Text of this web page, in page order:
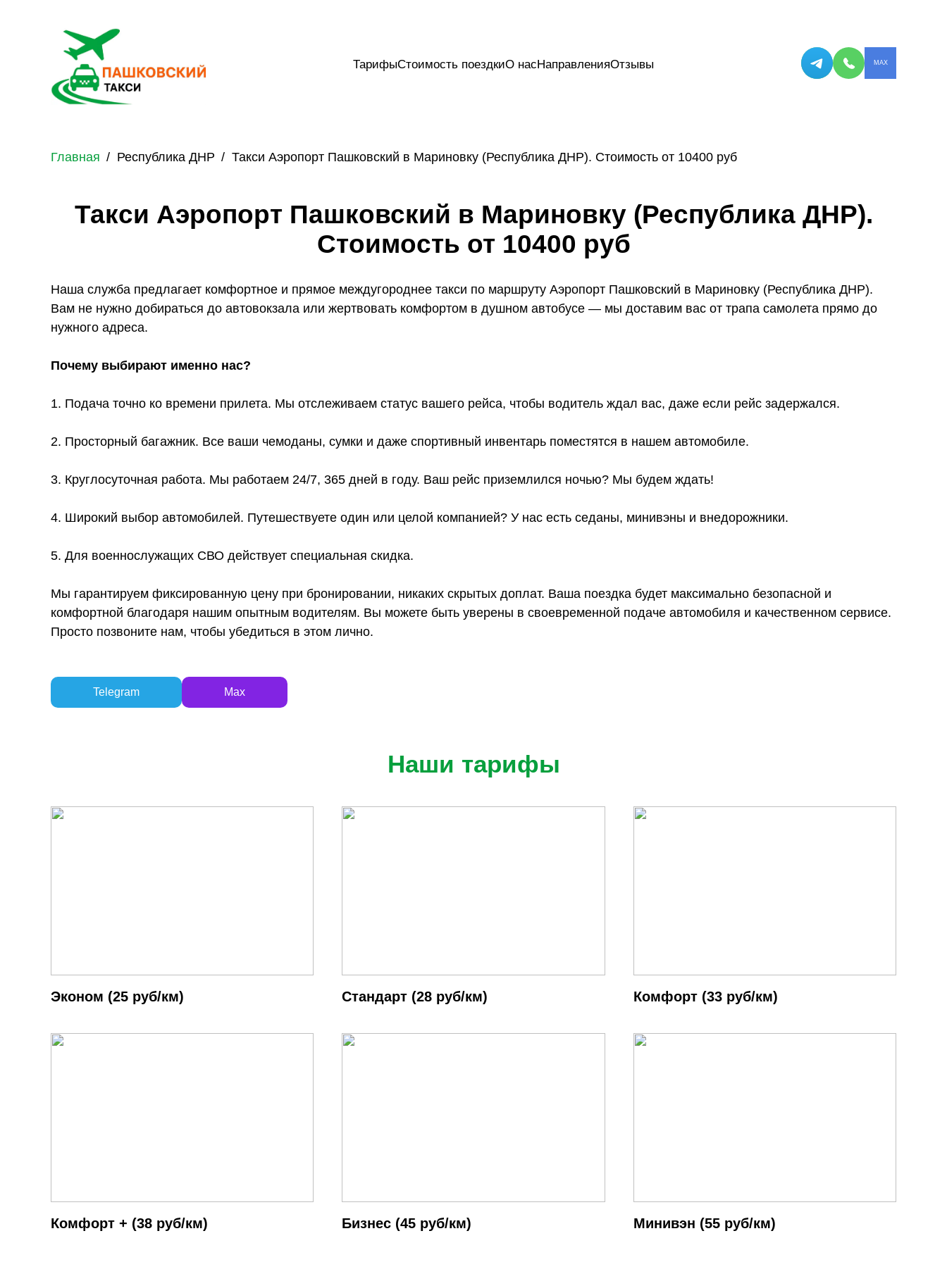
ТарифыСтоимость поездкиО насНаправленияОтзывы MAX
Главная Республика ДНР Такси Аэропорт Пашковский в Мариновку (Республика ДНР). Стоимость от 10400 руб
Такси Аэропорт Пашковский в Мариновку (Республика ДНР).
Стоимость от 10400 руб
Наша служба предлагает комфортное и прямое междугороднее такси по маршруту Аэропорт Пашковский в Мариновку (Республика ДНР).
Вам не нужно добираться до автовокзала или жертвовать комфортом в душном автобусе — мы доставим вас от трапа самолета прямо до
нужного адреса.
Почему выбирают именно нас?
1. Подача точно ко времени прилета. Мы отслеживаем статус вашего рейса, чтобы водитель ждал вас, даже если рейс задержался.
2. Просторный багажник. Все ваши чемоданы, сумки и даже спортивный инвентарь поместятся в нашем автомобиле.
3. Круглосуточная работа. Мы работаем 24/7, 365 дней в году. Ваш рейс приземлился ночью? Мы будем ждать!
4. Широкий выбор автомобилей. Путешествуете один или целой компанией? У нас есть седаны, минивэны и внедорожники.
5. Для военнослужащих СВО действует специальная скидка.
Мы гарантируем фиксированную цену при бронировании, никаких скрытых доплат. Ваша поездка будет максимально безопасной и
комфортной благодаря нашим опытным водителям. Вы можете быть уверены в своевременной подаче автомобиля и качественном сервисе.
Просто позвоните нам, чтобы убедиться в этом лично.
Telegram Max
Наши тарифы
Эконом (25 руб/км) Cтандарт (28 руб/км) Комфорт (33 руб/км)
Комфорт + (38 руб/км) Бизнес (45 руб/км) Минивэн (55 руб/км)